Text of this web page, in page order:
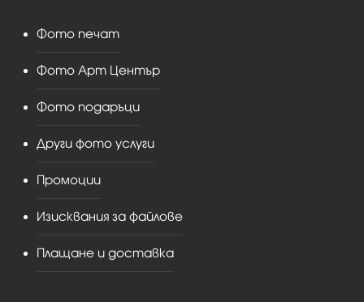
Фото печат
Фото Арт Център
Фото подаръци
Други фото услуги
Промоции
Изисквания за файлове
Плащане и доставка